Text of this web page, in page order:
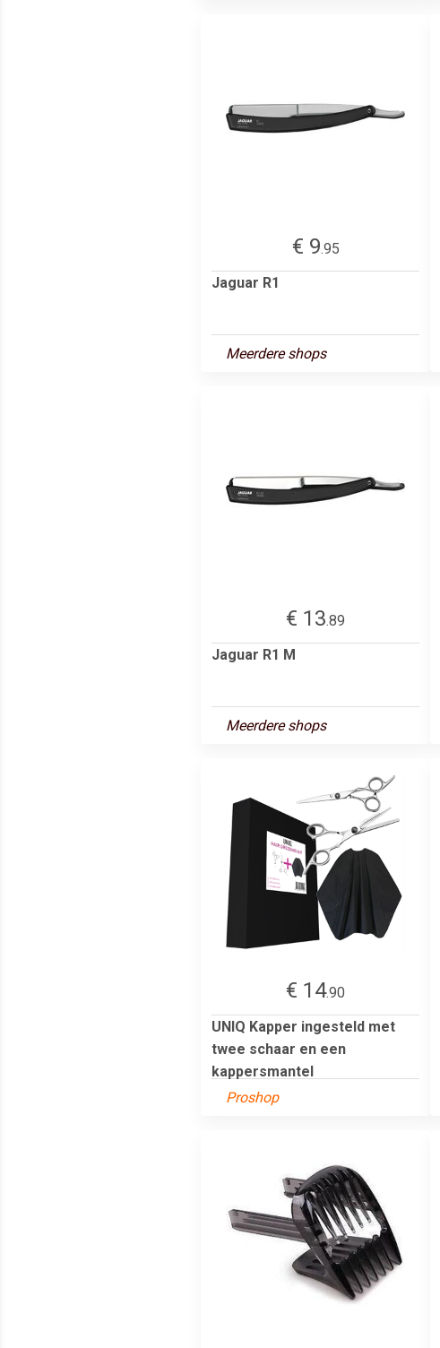
€ 9.95
Jaguar R1
Meerdere shops
€ 13.89
Jaguar R1 M
Meerdere shops
€ 14.90
UNIQ Kapper ingesteld met
twee schaar en een
kappersmantel
Proshop